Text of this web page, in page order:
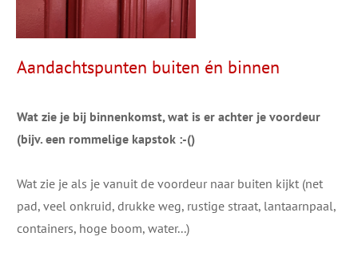
Aandachtspunten buiten én binnen
Wat zie je bij binnenkomst, wat is er achter je voordeur
(bijv. een rommelige kapstok :-()
Wat zie je als je vanuit de voordeur naar buiten kijkt (net
pad, veel onkruid, drukke weg, rustige straat, lantaarnpaal,
containers, hoge boom, water...)